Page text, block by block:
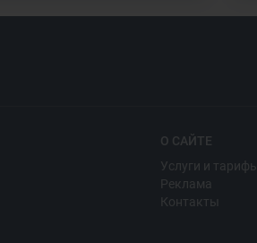
О САЙТЕ
Услуги и тарифы
Реклама
Контакты